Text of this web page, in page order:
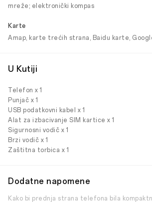
mreže; elektronički kompas
Karte
Amap, karte trećih strana, Baidu karte,
U Kutiji
Telefon x 1
Punjač x 1
USB podatkovni kabel x 1
Alat za izbacivanje SIM kartice x 1
Sigurnosni vodič x 1
Brzi vodič x 1
Zaštitna torbica x 1
Dodatne napomene
Kako bi prednja strana telefona bila